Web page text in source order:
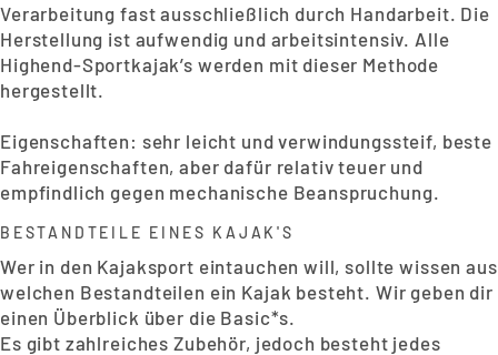
Verarbeitung fast ausschließlich durch Handarbeit. Die
Herstellung ist aufwendig und arbeitsintensiv. Alle
Highend-Sportkajak’s werden mit dieser Methode
hergestellt.
Eigenschaften: sehr leicht und verwindungssteif, beste
Fahreigenschaften, aber dafür relativ teuer und
empfindlich gegen mechanische Beanspruchung.
BESTANDTEILE EINES KAJAK'S
Wer in den Kajaksport eintauchen will, sollte wissen aus
welchen Bestandteilen ein Kajak besteht. Wir geben dir
einen Überblick über die Basic*s.
Es gibt zahlreiches Zubehör, jedoch besteht jedes